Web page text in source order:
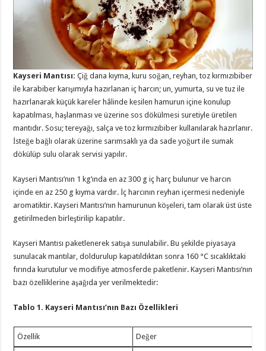
Kayseri Mantısı: Çiğ dana kıyma, kuru soğan, reyhan, toz kırmızıbiber
ile karabiber karışımıyla hazırlanan iç harcın; un, yumurta, su ve tuz ile
hazırlanarak küçük kareler hâlinde kesilen hamurun içine konulup
kapatılması, haşlanması ve üzerine sos dökülmesi suretiyle üretilen
mantıdır. Sosu; tereyağı, salça ve toz kırmızıbiber kullanılarak hazırlanır.
İsteğe bağlı olarak üzerine sarımsaklı ya da sade yoğurt ile sumak
dökülüp sulu olarak servisi yapılır.
Kayseri Mantısı’nın 1 kg’ında en az 300 g iç harç bulunur ve harcın
içinde en az 250 g kıyma vardır. İç harcının reyhan içermesi nedeniyle
aromatiktir. Kayseri Mantısı’nın hamurunun köşeleri, tam olarak üst üste
getirilmeden birleştirilip kapatılır.
Kayseri Mantısı paketlenerek satışa sunulabilir. Bu şekilde piyasaya
sunulacak mantılar, doldurulup kapatıldıktan sonra 160 °C sıcaklıktaki
fırında kurutulur ve modifiye atmosferde paketlenir. Kayseri Mantısı’nın
bazı özelliklerine aşağıda yer verilmektedir:
Tablo 1. Kayseri Mantısı’nın Bazı Özellikleri
Özellik Değer